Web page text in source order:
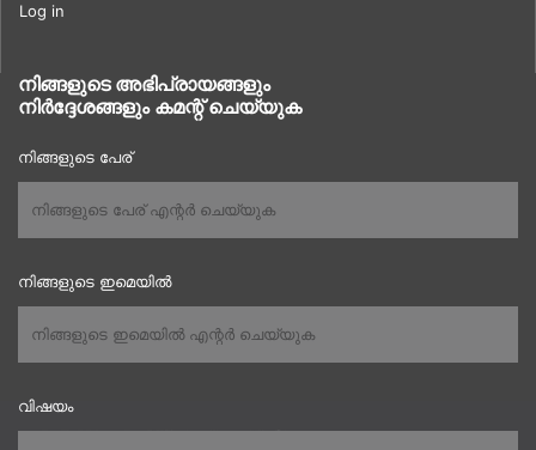
Log in
നിങ്ങളുടെ അഭിപ്രായങ്ങളും
നിർദ്ദേശങ്ങളും കമന്റ് ചെയ്യുക
നിങ്ങളുടെ പേര്
നിങ്ങളുടെ ഇമെയിൽ
വിഷയം